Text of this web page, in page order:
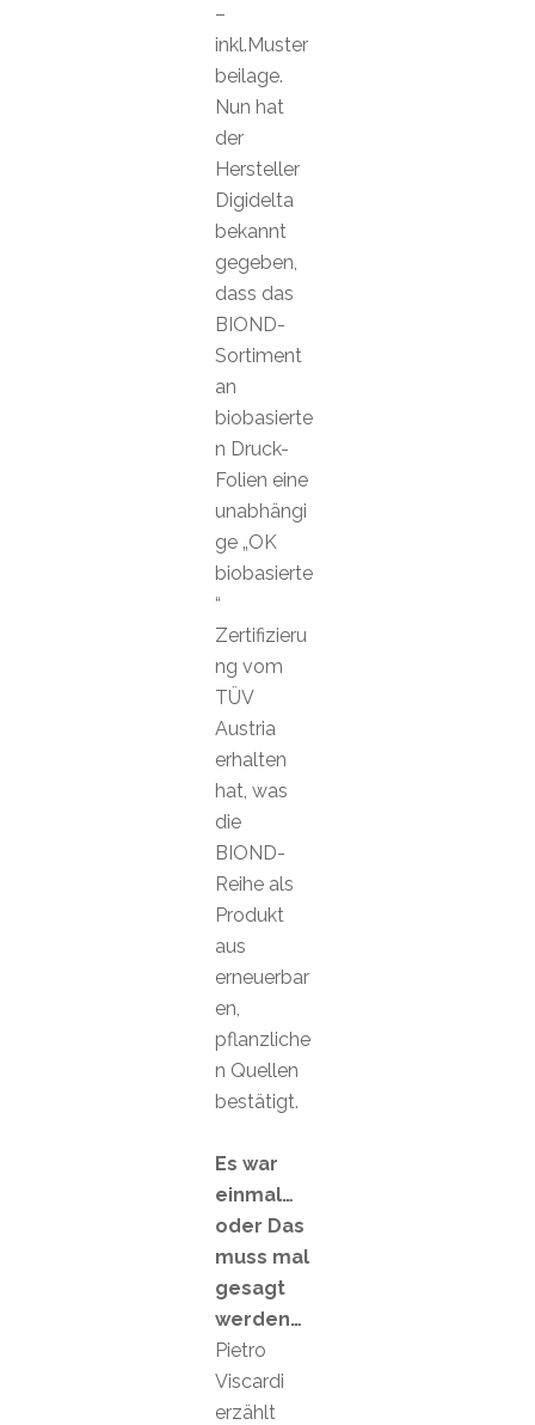
–
inkl.Muster
beilage.
Nun hat
der
Hersteller
Digidelta
bekannt
gegeben,
dass das
BIOND-
Sortiment
an
biobasierte
n Druck-
Folien eine
unabhängi
ge „OK
biobasierte
“
Zertifizieru
ng vom
TÜV
Austria
erhalten
hat, was
die
BIOND-
Reihe als
Produkt
aus
erneuerbar
en,
pflanzliche
n Quellen
bestätigt.
Es war
einmal…
oder Das
muss mal
gesagt
werden…
Pietro
Viscardi
erzählt